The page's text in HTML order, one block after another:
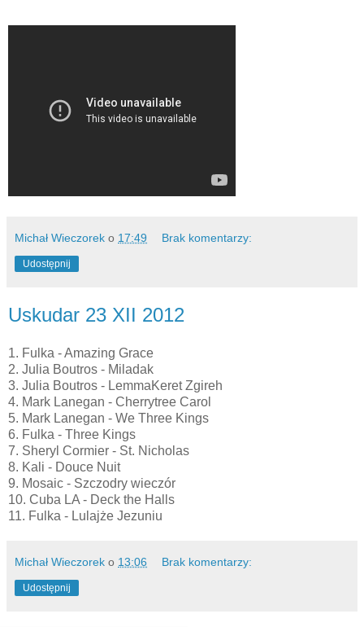
Michał Wieczorek o 17:49 Brak komentarzy:
Udostępnij
Uskudar 23 XII 2012
1. Fulka - Amazing Grace
2. Julia Boutros - Miladak
3. Julia Boutros - LemmaKeret Zgireh
4. Mark Lanegan - Cherrytree Carol
5. Mark Lanegan - We Three Kings
6. Fulka - Three Kings
7. Sheryl Cormier - St. Nicholas
8. Kali - Douce Nuit
9. Mosaic - Szczodry wieczór
10. Cuba LA - Deck the Halls
11. Fulka - Lulajże Jezuniu
Michał Wieczorek o 13:06 Brak komentarzy:
Udostępnij